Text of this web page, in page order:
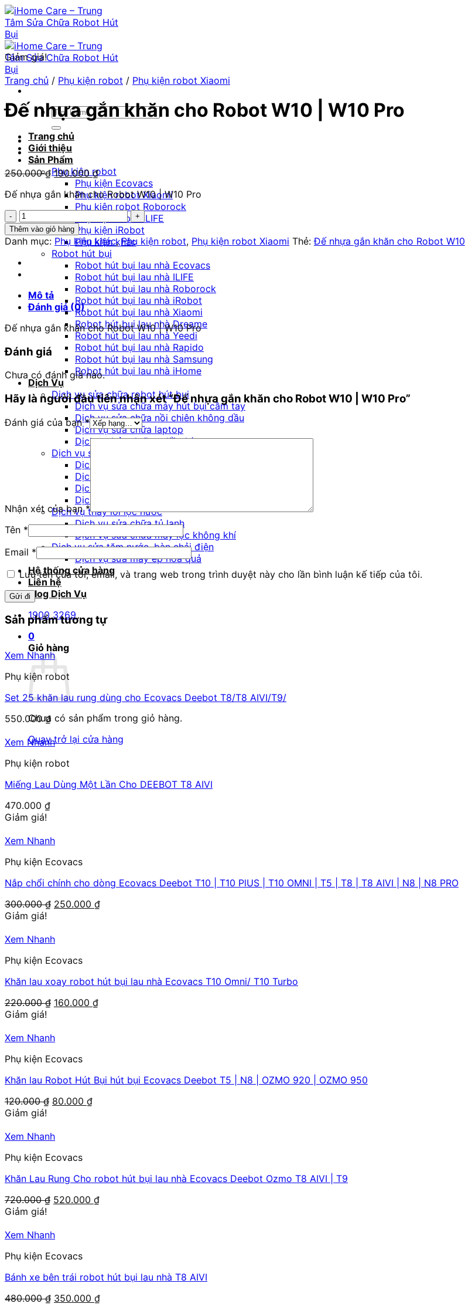
Chuyển
đến
nội
dung
Tìm
kiếm:
Trang chủ
Giới thiệu
Sản Phẩm
Phụ kiện robot
Phụ kiện Ecovacs
Phụ kiện robot Xiaomi
Phụ kiện robot Roborock
Phụ kiện robot ILIFE
Phụ kiện iRobot
Phụ kiện khác
Robot hút bụi
Robot hút bụi lau nhà Ecovacs
Robot hút bụi lau nhà ILIFE
Robot hút bụi lau nhà Roborock
Robot hút bụi lau nhà iRobot
Robot hút bụi lau nhà Xiaomi
Robot hút bụi lau nhà Dreame
Robot hút bụi lau nhà Yeedi
Robot hút bụi lau nhà Rapido
Robot hút bụi lau nhà Samsung
Robot hút bụi lau nhà iHome
Dịch Vụ
Dịch vụ sửa chữa robot hút bụi
Dịch vụ sửa chữa máy hút bụi cầm tay
Dịch vụ sửa chữa nồi chiên không dầu
Dịch vụ sửa chữa laptop
Dịch vụ bảo dưỡng điều hòa
Dịch vụ sửa chữa bếp từ
Dịch vụ sửa chữa loa đài amply
Dịch vụ sửa chữa nồi cơm điện
Dịch vụ sửa chữa quạt điện
Dịch vụ sửa chữa tivi
Dịch vụ thay lõi lọc nước
Dịch vụ sửa chữa tủ lạnh
Dịch vụ sửa chữa máy lọc không khí
Dịch vụ sửa tăm nước, bàn chải điện
Dịch vụ sửa máy ép hoa quả
Hệ thống cửa hàng
Liên hệ
Blog Dịch Vụ
1900 3269
0
Giỏ hàng
Chưa có sản phẩm trong giỏ hàng.
Quay trở lại cửa hàng
Giảm giá!
Trang chủ / Phụ kiện robot / Phụ kiện robot Xiaomi
Đế nhựa gắn khăn cho Robot W10 | W10 Pro
250.000₫ Giá
gốc
là:
250.000 ₫.
190.000₫Giá
hiện
tại
là:
190.000 ₫.
Đế nhựa gắn khăn cho Robot W10 | W10 Pro
Đế
nhựa
gắn
cho
Robot
|
W10
số
Thêm vào giỏ hàng
Danh mục: Phụ kiện khác,Phụ kiện robot, Phụ kiện robot Xiaomi Thẻ:Đế nhựa gắn khăn cho Robot W10
Mô tả
Đánh giá (0)
Đế nhựa gắn khăn cho Robot W10 | W10 Pro
Đánh giá
Chưa có đánh giá nào.
Hãy là người đầu tiên nhận xét “Đế nhựa gắn khăn cho Robot W10 | W10 Pro”
Đánh giá của bạn*
Nhận xét của bạn*
Tên *
Email *
Lưu tên của tôi, email, và trang web trong trình duyệt này cho lần bình luận kế tiếp của tôi.
Sản phẩm tương tự
Xem Nhanh
Phụ kiện robot
Set 25 khăn lau rung dùng cho Ecovacs Deebot T8/T8 AIVI/T9/
550.000₫
Xem Nhanh
Phụ kiện robot
Miếng Lau Dùng Một Lần Cho DEEBOT T8 AIVI
470.000 ₫
Giảm giá!
Xem Nhanh
Phụ kiện Ecovacs
Nắp chổi chính cho dòng Ecovacs Deebot T10 | T10 PlUS | T10 OMNI | T5 | T8 | T8 AIVI | N8 | N8 PRO
300.000₫ Giá
300.000 ₫.
250.000 ₫Giá
Giảm giá!
Xem Nhanh
Phụ kiện Ecovacs
Khăn lau xoay robot hút bụi lau nhà Ecovacs T10 Omni/ T10 Turbo
220.000₫ Giá
220.000 ₫.
160.000 ₫Giá
Giảm giá!
Xem Nhanh
Phụ kiện Ecovacs
Khăn lau Robot Hút Bụi hút bụi Ecovacs Deebot T5 | N8 | OZMO 920 | OZMO 950
120.000₫ Giá
120.000 ₫.
80.000 ₫Giá
Giảm giá!
Xem Nhanh
Phụ kiện Ecovacs
Khăn Lau Rung Cho robot hút bụi lau nhà Ecovacs Deebot Ozmo T8 AIVI | T9
720.000₫ Giá
720.000 ₫.
520.000 ₫Giá
Giảm giá!
Xem Nhanh
Phụ kiện Ecovacs
Bánh xe bên trái robot hút bụi lau nhà T8 AIVI
480.000₫ Giá
350.000 ₫Giá